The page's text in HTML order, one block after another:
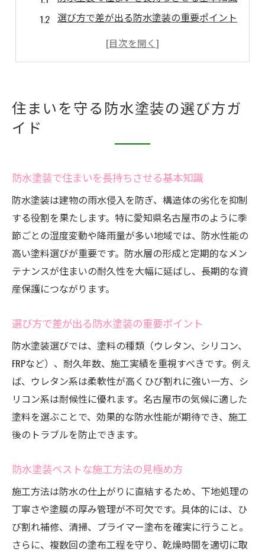
選び方で差が出る防水塗装の重要ポイント
防水塗装ベストな施工方法の見極め方
防水塗装で資産価値を守るための工夫
防水塗装で長持ちする家へ導く秘訣
防水塗装の耐久性を高めるメンテナンス術
防水塗装で家を守るための実践的なコツ
施工後も安心できる防水塗装の選び方
防水塗装ベストなタイミングと施工時期
愛知県名古屋市に適した防水塗装とは
名古屋市の気候に強い防水塗装の特長
防水塗装で名古屋市の家を守る工夫
地元で選ばれる防水塗装の実力とは
防水塗装に強い業者の実績の見極め方
防水塗装で安心できる住まいの秘訣
雨漏り対策には防水塗装が効果的な理由
防水塗装による雨漏り防止の仕組み
雨漏りの悩みを解消する防水塗装の選び方
防水塗装が雨漏り対策に強い理由を解説
防水塗装で安心できる住まいづくりのコツ
信頼できる防水塗装業者を見極める方法
住まいを守る防水塗装の選び方ガ
イド
防水塗装で住まいを長持ちさせる基本知識
防水塗装は建物の雨水侵入を防ぎ、構造体の劣化を抑制
する役割を果たします。特に愛知県名古屋市のように季
節ごとの湿度変動や降雨量が多い地域では、防水性能の
高い塗料選びが重要です。防水層の形成と定期的なメン
テナンスが住まいの耐久性を大幅に延ばし、長期的な資
産保護につながります。
選び方で差が出る防水塗装の重要ポイント
防水塗装選びでは、塗料の種類（ウレタン、シリコン、
FRPなど）、耐久年数、施工実績を重視すべきです。例え
ば、ウレタン系は柔軟性が高くひび割れに強い一方、シ
リコン系は耐候性に優れます。名古屋市の気候に適した
塗料を選ぶことで、効果的な防水性能が期待でき、施工
後のトラブルを防止できます。
防水塗装ベストな施工方法の見極め方
施工方法は防水の仕上がりに直結するため、下地処理の
丁寧さや塗膜の厚み管理が不可欠です。具体的には、ひ
び割れ補修、清掃、プライマー塗布を確実に行うこと。
さらに、複数回の塗布工程を守り、乾燥時間を適切に取